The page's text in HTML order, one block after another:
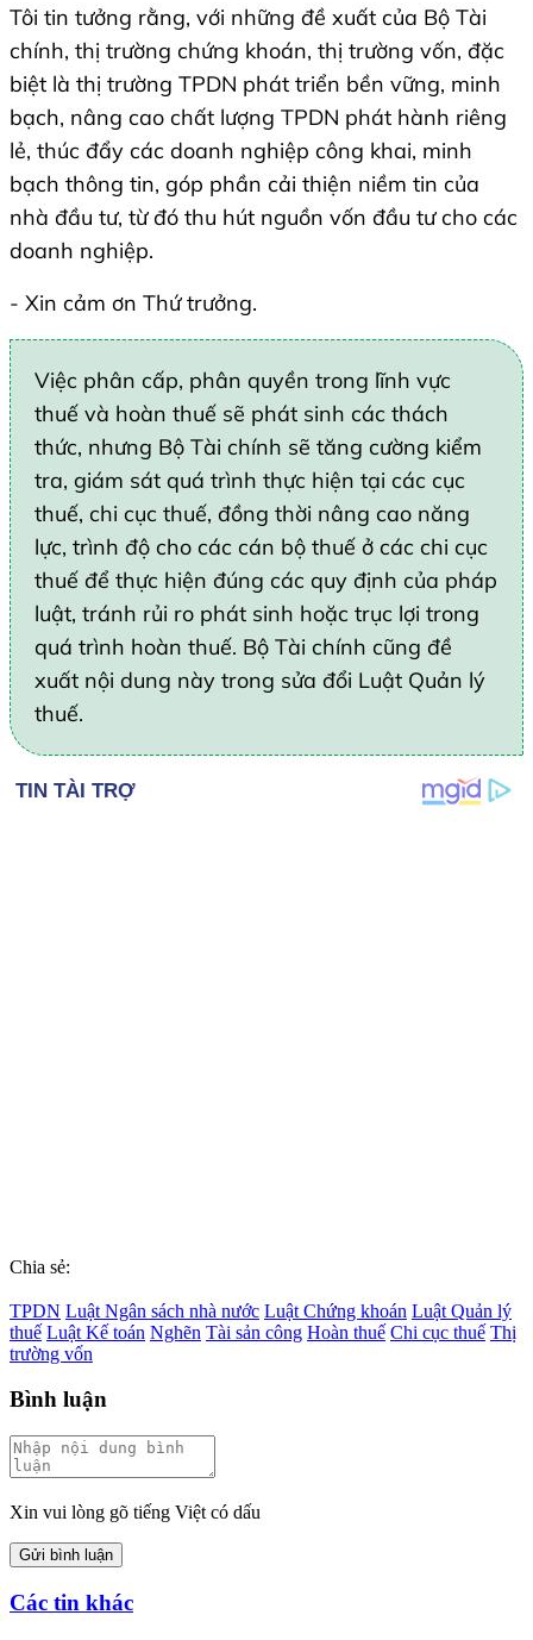
Tôi tin tưởng rằng, với những đề xuất của Bộ Tài
chính, thị trường chứng khoán, thị trường vốn, đặc
biệt là thị trường TPDN phát triển bền vững, minh
bạch, nâng cao chất lượng TPDN phát hành riêng
lẻ, thúc đẩy các doanh nghiệp công khai, minh
bạch thông tin, góp phần cải thiện niềm tin của
nhà đầu tư, từ đó thu hút nguồn vốn đầu tư cho các
doanh nghiệp.
- Xin cảm ơn Thứ trưởng.
Việc phân cấp, phân quyền trong lĩnh vực
thuế và hoàn thuế sẽ phát sinh các thách
thức, nhưng Bộ Tài chính sẽ tăng cường kiểm
tra, giám sát quá trình thực hiện tại các cục
thuế, chi cục thuế, đồng thời nâng cao năng
lực, trình độ cho các cán bộ thuế ở các chi cục
thuế để thực hiện đúng các quy định của pháp
luật, tránh rủi ro phát sinh hoặc trục lợi trong
quá trình hoàn thuế. Bộ Tài chính cũng đề
xuất nội dung này trong sửa đổi Luật Quản lý
thuế.
Chia sẻ:
TPDN Luật Ngân sách nhà nước Luật Chứng khoán Luật Quản lý
thuế Luật Kế toán Nghẽn Tài sản công Hoàn thuế Chi cục thuế Thị
trường vốn
Bình luận
Xin vui lòng gõ tiếng Việt có dấu
Gửi bình luận
Các tin khác